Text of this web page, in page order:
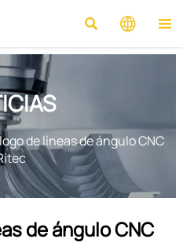
  
de líneas de ángulo CNC
de ángulo CNC